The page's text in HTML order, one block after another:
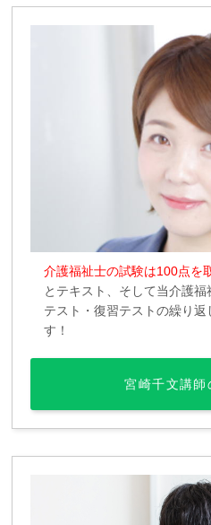
介護福祉士の試験は100点を
とテキスト、そして当介護
テスト・復習テストの繰り返
す！
宮崎千文講師